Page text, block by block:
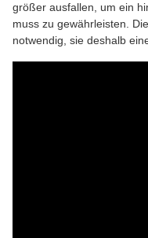
größer ausfallen, um ein
muss zu gewährleisten.
notwendig, sie deshalb